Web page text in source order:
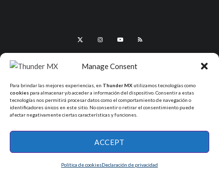
Manage Consent
Para brindar las mejores experiencias, en Thunder MX utilizamos tecnologías como
cookies para almacenar y/o acceder a información del dispositivo. Consentir a estas
tecnologías nos permitirá procesar datos como el comportamiento de navegación o
identificadores únicos en este sitio. No consentir o retirar el consentimiento puede
afectar negativamente ciertas características y funciones.
ACCEPT
Política de cookiesDeclaración de privacidad